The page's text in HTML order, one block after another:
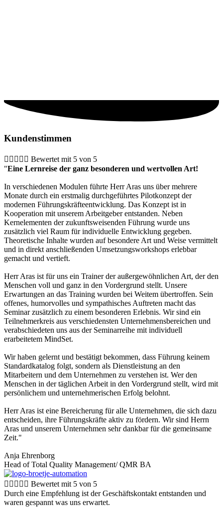
Kundenstimmen
     Bewertet mit 5 von 5
"Eine Lernreise der ganz besonderen und wertvollen Art!
In verschiedenen Modulen führte Herr Aras uns über mehrere
Monate durch ein erstmalig durchgeführtes Pilotkonzept der
modernen Führungskräfteentwicklung. Das Konzept ist in
Kooperation mit unserem Arbeitgeber entstanden. Neben
Kernelementen der zukunftsweisenden Führung wurde uns
zusätzlich viel Raum für individuelle Entwicklung gegeben.
Theoretische Inhalte wurden auf besondere Art und Weise vermittelt
und in direkt anschließenden Umsetzungsworkshops erlebbar
gemacht und vertieft.
Herr Aras ist für uns ein Trainer der außergewöhnlichen Art, der den
Menschen voll und ganz in den Vordergrund stellt. Unsere
Erwartungen an das Training wurden bei Weitem übertroffen. Sein
offenes, humorvolles und sympathisches Auftreten macht das
Seminar zusätzlich zu einem besonderen Erlebnis. Wir sind ein
Teilnehmerkreis aus verschiedensten Unternehmensbereichen und
verabschiedeten uns aus der Seminarreihe mit individuell
erarbeitetem MindSet.
Wir haben gelernt und bestätigt bekommen, dass Führung keinem
Standardkatalog folgt, sondern als Dienstleistung an den
Mitarbeitern und dem Unternehmen zu verstehen ist. Wer den
Menschen in der täglichen Arbeit in den Vordergrund stellt, wird mit
persönlichem und unternehmerischen Erfolg belohnt.
Herr Aras ist eine Bereicherung für alle Unternehmen, die sich dazu
entscheiden, ihre Führungskräfte aktiv zu fördern. Wir sind Herrn
Aras und unserem Unternehmen sehr dankbar für die gemeinsame
Zeit."
Anja Ehrenborg
Head of Total Quality Management/ QMR BA
     Bewertet mit 5 von 5
Durch eine Empfehlung ist der Geschäftskontakt entstanden und
waren gespannt was uns erwartet.